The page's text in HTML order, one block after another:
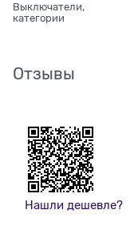
Выключатели,
категории
Отзывы
Нашли дешевле?